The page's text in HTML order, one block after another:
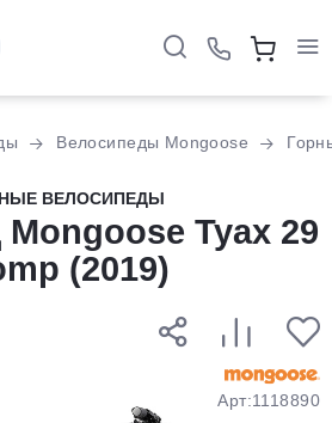
Велосипеды Mongoose
ВЕЛОСИПЕДЫ
Tyax 29
(2019)
Арт:1118890